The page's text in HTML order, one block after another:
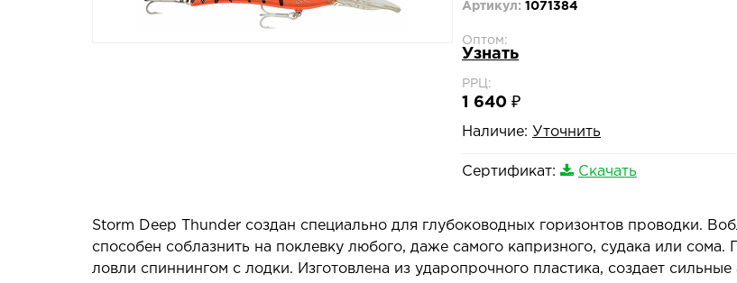
Артикул: 1071384
Оптом:
Узнать
РРЦ:
1 640 ₽
Наличие: Уточнить
Сертификат: Скачать
Storm Deep Thunder создан специально для глубоководных горизонтов проводки.
способен соблазнить на поклевку любого, даже самого капризного, судака или
ловли спиннингом с лодки. Изготовлена из ударопрочного пластика, создает сильные